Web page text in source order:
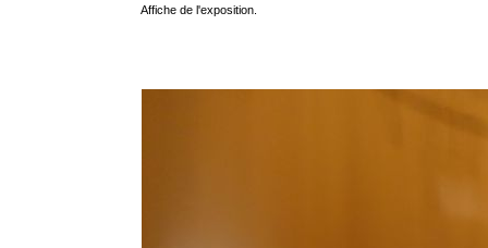
Affiche de l'exposition.